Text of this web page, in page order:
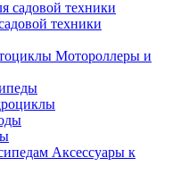
техники
Мотороллеры и
Аксессуары к